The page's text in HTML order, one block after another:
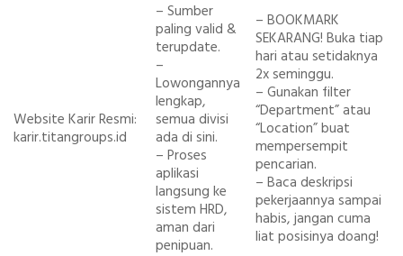
Website Karir Resmi:
karir.titangroups.id
– Sumber
paling valid &
terupdate.
–
Lowongannya
lengkap,
semua divisi
ada di sini.
– Proses
aplikasi
langsung ke
sistem HRD,
aman dari
penipuan.
– BOOKMARK
SEKARANG! Buka tiap
hari atau setidaknya
2x seminggu.
– Gunakan filter
“Department” atau
“Location” buat
mempersempit
pencarian.
– Baca deskripsi
pekerjaannya sampai
habis, jangan cuma
liat posisinya doang!